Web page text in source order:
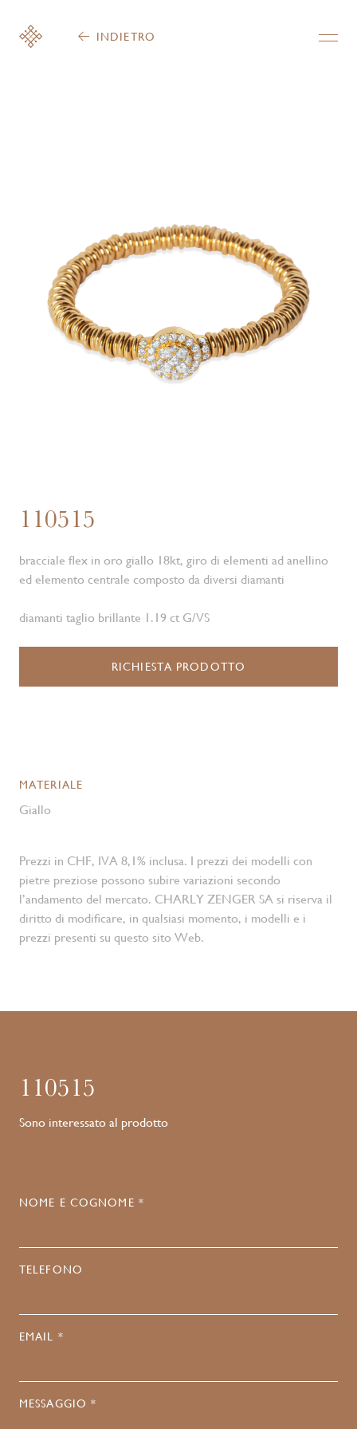
INDIETRO
110515
bracciale flex in oro giallo 18kt, giro di elementi ad anellino
ed elemento centrale composto da diversi diamanti
diamanti taglio brillante 1.19 ct G/VS
RICHIESTA PRODOTTO
MATERIALE
Giallo
Prezzi in CHF, IVA 8,1% inclusa. I prezzi dei modelli con
pietre preziose possono subire variazioni secondo
l’andamento del mercato. CHARLY ZENGER SA si riserva il
diritto di modificare, in qualsiasi momento, i modelli e i
prezzi presenti su questo sito Web.
110515
Sono interessato al prodotto
NOME E COGNOME *
TELEFONO
EMAIL *
MESSAGGIO *